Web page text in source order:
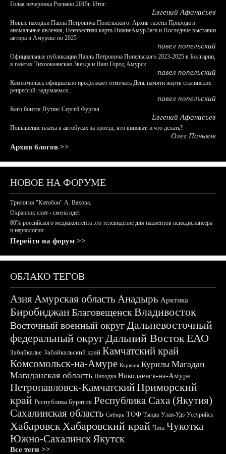
Голая вечеринка Роснано 2015г. Итог.
Евгений Афанасьев
Новые находки Павла Петровича Попельского: Архив газеты Природа и
аномальные явления, Неизвестная карта НижнеАмурЛага и Последние выставки
автора в Амурске по 2025
павел попельский
Официальные публикации Павла Петровича Попельского 2023-2025 в Болгарии,
в газетах Тихоокеанская Звезда и Наш Город Амурск
павел попельский
Комсомольск официально продолжает отмечать День памяти жертв сталинских
репрессий: задумаемся...
павел попельский
Кого боится Путин: Сергей Фургал
Евгений Афанасьев
Повышение платы в автобусах за проезд: кто виноват, и что делать?
Олег Паньков
Архив блогов >>
НОВОЕ НА ФОРУМЕ
Трилогия "Китобои" А. Вахова.
Охранник спит - смена идёт
80% российского медиаконтента это телевидение для пациентов психдиспансера
и наркологии.
Перейти на форум >>
ОБЛАКО ТЕГОВ
АзияАмурская область Анадырь Арктика
БиробиджанБлаговещенскВладивосток
Восточный военный округДальневосточный
федеральный округДальний ВостокЕАО
Забайкалье Забайкальский край Камчатский край
Комсомольск-на-Амуре Корякия Курилы Магадан
Магаданская область Находка Николаевск-на-Амуре
Петропавловск-КамчатскийПриморский
край Республика Бурятия Республика Саха (Якутия)
Сахалинская область Сибирь ТОФ Тында Улан-Удэ Уссурийск
ХабаровскХабаровский край Чита Чукотка
Южно-СахалинскЯкутск
Все теги >>